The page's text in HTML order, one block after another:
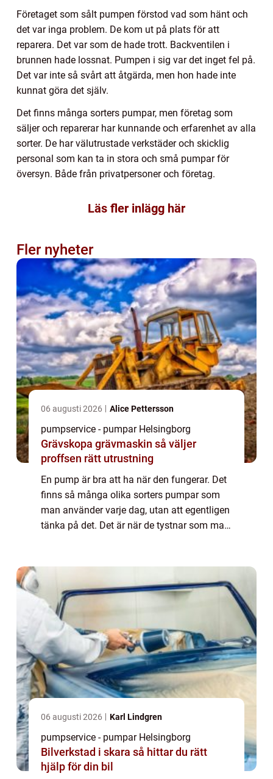
Företaget som sålt pumpen förstod vad som hänt och
det var inga problem. De kom ut på plats för att
reparera. Det var som de hade trott. Backventilen i
brunnen hade lossnat. Pumpen i sig var det inget fel på.
Det var inte så svårt att åtgärda, men hon hade inte
kunnat göra det själv.
Det finns många sorters pumpar, men företag som
säljer och reparerar har kunnande och erfarenhet av alla
sorter. De har välutrustade verkstäder och skicklig
personal som kan ta in stora och små pumpar för
översyn. Både från privatpersoner och företag.
Läs fler inlägg här
Fler nyheter
06 augusti 2026 Alice Pettersson
pumpservice - pumpar Helsingborg
Grävskopa grävmaskin så väljer
proffsen rätt utrustning
En pump är bra att ha när den fungerar. Det
finns så många olika sorters pumpar som
man använder varje dag, utan att egentligen
tänka på det. Det är när de tystnar som man
06 augusti 2026 Karl Lindgren
pumpservice - pumpar Helsingborg
Bilverkstad i skara så hittar du rätt
hjälp för din bil